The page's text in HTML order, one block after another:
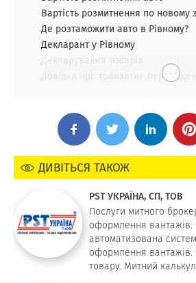
Вартість розмитнення по новому
Де розтаможити авто в Рівному?
Декларант у Рівному
Довідка про транзитне
. . .
ДИВІТЬСЯ ТАКОЖ
PST УКРАЇНА, СП, ТОВ
Послуги митного
оформлення вантажів.
автоматизована
оформлення вантажів.
товару. Митний